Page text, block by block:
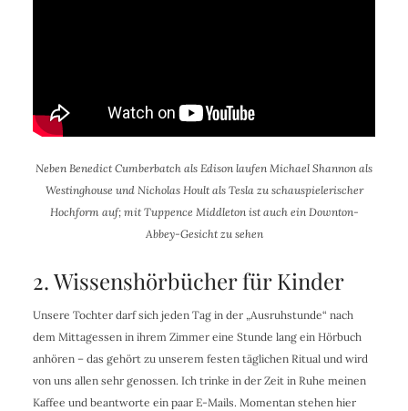
Neben Benedict Cumberbatch als Edison laufen Michael Shannon als
Westinghouse und Nicholas Hoult als Tesla zu schauspielerischer
Hochform auf; mit Tuppence Middleton ist auch ein Downton-
Abbey-Gesicht zu sehen
2. Wissenshörbücher für Kinder
Unsere Tochter darf sich jeden Tag in der „Ausruhstunde“ nach
dem Mittagessen in ihrem Zimmer eine Stunde lang ein Hörbuch
anhören – das gehört zu unserem festen täglichen Ritual und wird
von uns allen sehr genossen. Ich trinke in der Zeit in Ruhe meinen
Kaffee und beantworte ein paar E-Mails. Momentan stehen hier